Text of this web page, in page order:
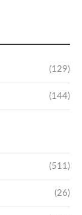
(129)
(144)
(511)
(26)